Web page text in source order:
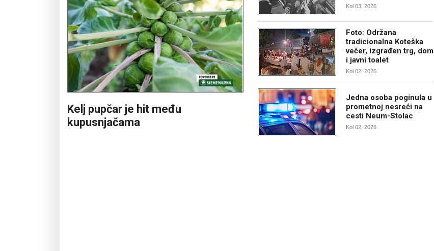
Kelj pupčar je hit među
kupusnjačama
Kol 03, 2026
Foto: Održana
tradicionalna Koteška
večer, izgrađen trg, dom
i javni toalet
Kol 02, 2026
Jedna osoba poginula u
prometnoj nesreći na
cesti Neum-Stolac
Kol 02, 2026